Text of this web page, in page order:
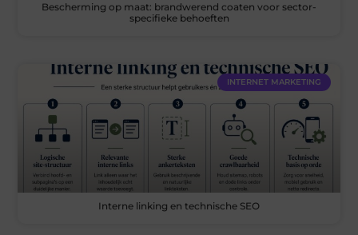
Bescherming op maat: brandwerend coaten voor sector-
specifieke behoeften
INTERNET MARKETING
Interne linking en technische SEO